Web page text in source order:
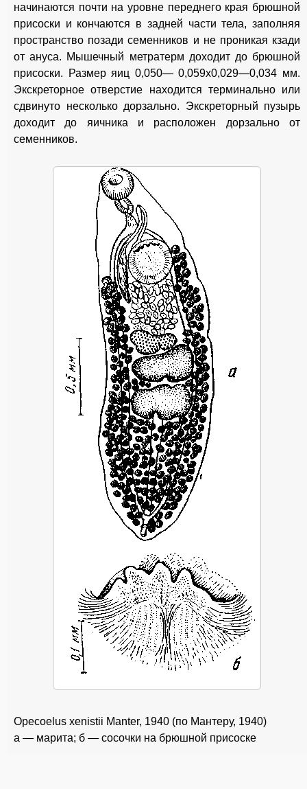
начинаются почти на уровне переднего края брюшной
присоски и кончаются в задней части тела, заполняя
пространство позади семенников и не проникая кзади
от ануса. Мышечный метратерм доходит до брюшной
присоски. Размер яиц 0,050— 0,059x0,029—0,034 мм.
Экскреторное отверстие находится терминально или
сдвинуто несколько дорзально. Экскреторный пузырь
доходит до яичника и расположен дорзально от
семенников.
Opecoelus xenistii Manter, 1940 (по Мантеру, 1940)
a — марита; б — сосочки на брюшной присоске